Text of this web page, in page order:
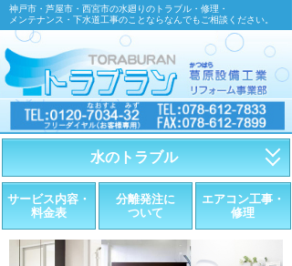
神戸市・芦屋市・西宮市の水廻りのトラブル・修理・
メンテナンス・下水道工事のことならなんでもご相談ください。
水のトラブル
・トイレが詰まったら
・トイレが漏れたら
サービス内容・
料金表
分離発注に
ついて
エアコン工事・
修理